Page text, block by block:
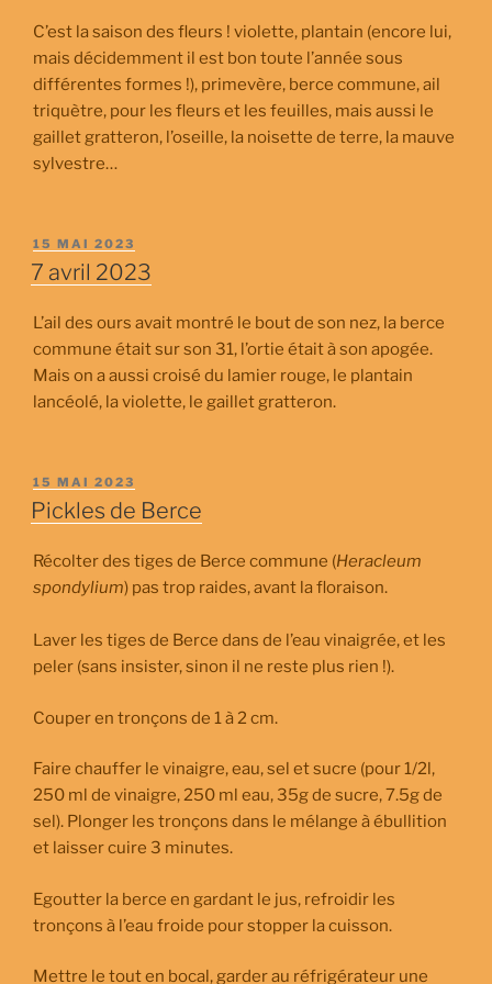
C’est la saison des fleurs ! violette, plantain (encore lui,
mais décidemment il est bon toute l’année sous
différentes formes !), primevère, berce commune, ail
triquètre, pour les fleurs et les feuilles, mais aussi le
gaillet gratteron, l’oseille, la noisette de terre, la mauve
sylvestre…
PUBLIÉ
LE
15 MAI 2023
7 avril 2023
L’ail des ours avait montré le bout de son nez, la berce
commune était sur son 31, l’ortie était à son apogée.
Mais on a aussi croisé du lamier rouge, le plantain
lancéolé, la violette, le gaillet gratteron.
PUBLIÉ
LE
15 MAI 2023
Pickles de Berce
Récolter des tiges de Berce commune (Heracleum
spondylium) pas trop raides, avant la floraison.
Laver les tiges de Berce dans de l’eau vinaigrée, et les
peler (sans insister, sinon il ne reste plus rien !).
Couper en tronçons de 1 à 2 cm.
Faire chauffer le vinaigre, eau, sel et sucre (pour 1/2l,
250 ml de vinaigre, 250 ml eau, 35g de sucre, 7.5g de
sel). Plonger les tronçons dans le mélange à ébullition
et laisser cuire 3 minutes.
Egoutter la berce en gardant le jus, refroidir les
tronçons à l’eau froide pour stopper la cuisson.
Mettre le tout en bocal, garder au réfrigérateur une